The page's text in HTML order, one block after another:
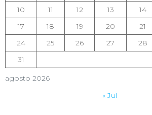
agosto 2026
10 11 12 13 14
17
18 19 20 21
24
25 26 27 28
31
« Jul